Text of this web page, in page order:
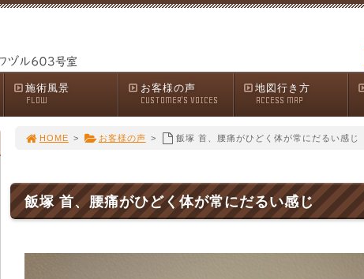
施術風景
FLOW
お客様の声
CUSTOMER'S VOICES
地図行き方
ACCESS MAP
HOME > お客様の声 > 飯塚 首、腰痛がひどく体が常にだるい感じ
飯塚 首、腰痛がひどく体が常にだるい感じ